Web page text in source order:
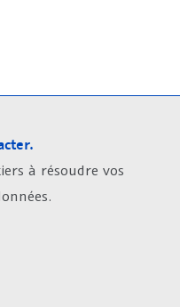
à résoudre vos